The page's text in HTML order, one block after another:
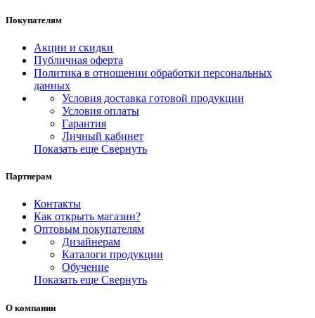
Покупателям
Акции и скидки
Публичная оферта
Политика в отношении обработки персональных
данных
Условия доставка готовой продукции
Условия оплаты
Гарантия
Личный кабинет
Показать еще Свернуть
Партнерам
Контакты
Как открыть магазин?
Оптовым покупателям
Дизайнерам
Каталоги продукции
Обучение
Показать еще Свернуть
О компании